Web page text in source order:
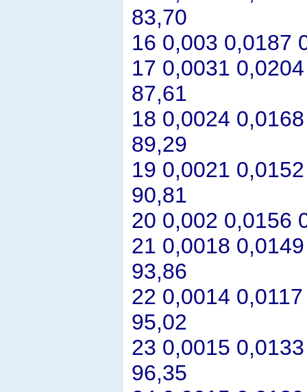
83,70
16 0,003 0,0187
17 0,0031
87,61
18 0,0024
89,29
19 0,0021
90,81
20 0,002 0,0156
21 0,0018
93,86
22 0,0014
95,02
23 0,0015
96,35